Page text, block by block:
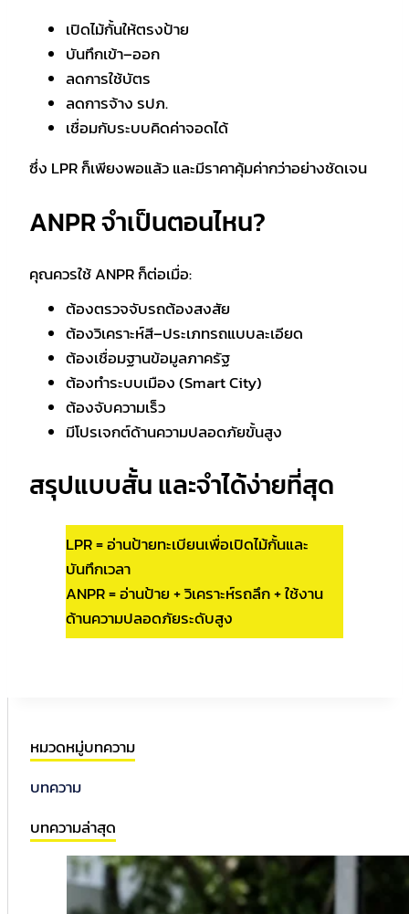
เปิดไม้กั้นให้ตรงป้าย
บันทึกเข้า–ออก
ลดการใช้บัตร
ลดการจ้าง รปภ.
เชื่อมกับระบบคิดค่าจอดได้
ซึ่ง LPR ก็เพียงพอแล้ว และมีราคาคุ้มค่ากว่าอย่างชัดเจน
ANPR จำเป็นตอนไหน?
คุณควรใช้ ANPR ก็ต่อเมื่อ:
ต้องตรวจจับรถต้องสงสัย
ต้องวิเคราะห์สี–ประเภทรถแบบละเอียด
ต้องเชื่อมฐานข้อมูลภาครัฐ
ต้องทำระบบเมือง (Smart City)
ต้องจับความเร็ว
มีโปรเจกต์ด้านความปลอดภัยขั้นสูง
สรุปแบบสั้น และจำได้ง่ายที่สุด
LPR = อ่านป้ายทะเบียนเพื่อเปิดไม้กั้นและ
บันทึกเวลา
ANPR = อ่านป้าย + วิเคราะห์รถลึก + ใช้งาน
ด้านความปลอดภัยระดับสูง
หมวดหมู่บทความ
บทความ
บทความล่าสุด